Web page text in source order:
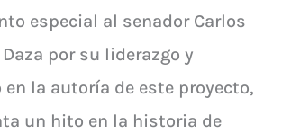
especial al senador Carlos
por su liderazgo y
la autoría de este proyecto,
un hito en la historia de